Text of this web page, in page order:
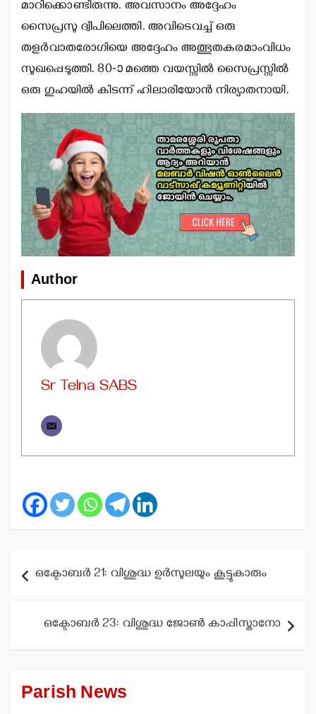
മാറിക്കൊണ്ടിരുന്നു. അവസാനം അദ്ദേഹം
സൈപ്രസു ദ്വീപിലെത്തി. അവിടെവച്ച് ഒരു
തളര്‍വാതരോഗിയെ അദ്ദേഹം അത്ഭുതകരമാംവിധം
സുഖപ്പെടുത്തി. 80-ാ മത്തെ വയസ്സില്‍ സൈപ്രസ്സില്‍
ഒരു ഗുഹയില്‍ കിടന്ന് ഹിലാരിയോന്‍ നിര്യാതനായി.
Author
Sr Telna SABS
navigation
ഒക്ടോബര്‍ 21: വിശുദ്ധ ഉര്‍സുലയും കൂട്ടുകാരും
ഒക്ടോബര്‍ 23: വിശുദ്ധ ജോണ്‍ കാപ്പിസ്താനോ
Parish News